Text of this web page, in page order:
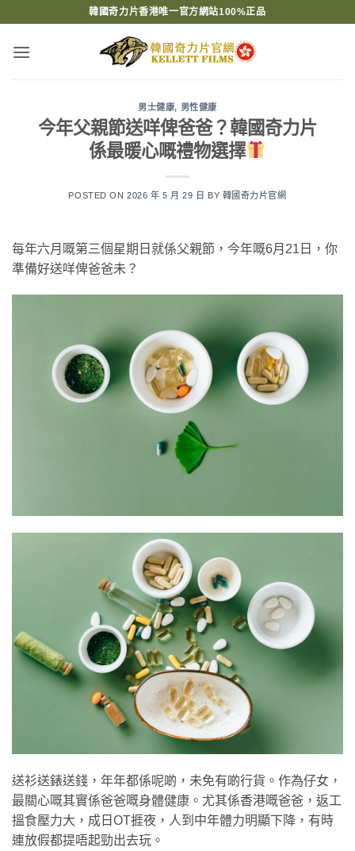
content
韓國奇力片香港唯一官方網站100%正品
男士健康, 男性健康
今年父親節送咩俾爸爸？韓國奇力片
係最暖心嘅禮物選擇
POSTED ON2026 年 5 月 29 日 BY 韓國奇力片官網
每年六月嘅第三個星期日就係父親節，今年嘅6月21日，你
準備好送咩俾爸爸未？
送衫送錶送錢，年年都係呢啲，未免有啲行貨。作為仔女，
最關心嘅其實係爸爸嘅身體健康。尤其係香港嘅爸爸，返工
搵食壓力大，成日OT捱夜，人到中年體力明顯下降，有時
連放假都提唔起勁出去玩。